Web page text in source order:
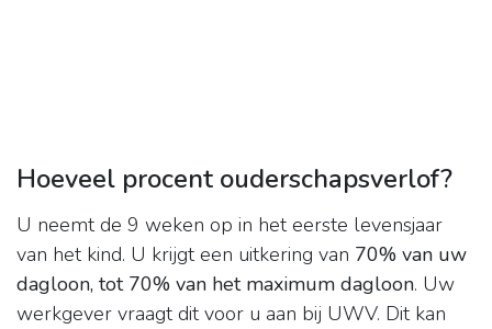
Hoeveel procent ouderschapsverlof?
U neemt de 9 weken op in het eerste levensjaar
van het kind. U krijgt een uitkering van 70% van uw
dagloon, tot 70% van het maximum dagloon. Uw
werkgever vraagt dit voor u aan bij UWV. Dit kan